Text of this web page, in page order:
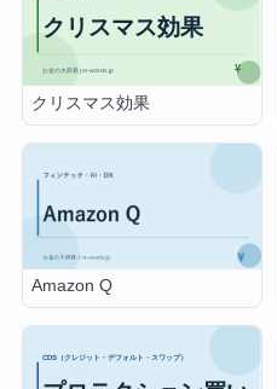
クリスマス効果
Amazon Q